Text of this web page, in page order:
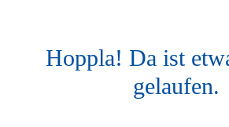
Hoppla! Da ist
gelaufen.